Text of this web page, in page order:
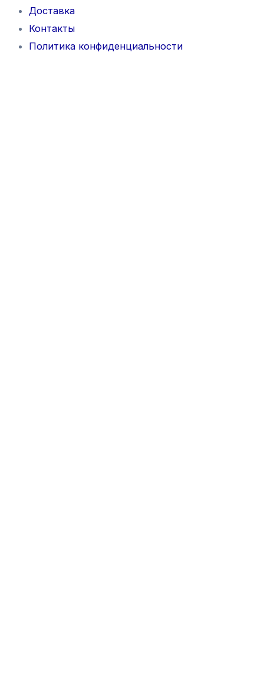
Доставка
Контакты
Политика конфиденциальности